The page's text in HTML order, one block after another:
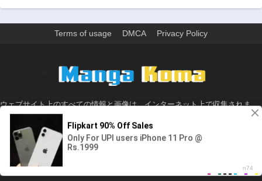
Terms of usage DMCA Privacy Policy
ウェブサイト上のすべての情報と画像は、インターネット上で収集されま
す。 このウェブサイトの情報については、所有していないか、責任を負いま
せん。 個人や組織に影響を与える場合は、必要に応じて、すぐに検討して削
除します。